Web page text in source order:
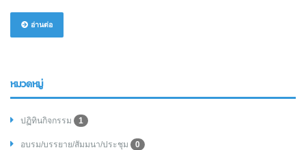
อ่านต่อ
หมวดหมู่
ปฏิทินกิจกรรม 1
อบรม/บรรยาย/สัมมนา/ประชุม 0